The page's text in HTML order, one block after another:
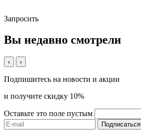
Запросить
Вы недавно смотрели
‹ ›
Подпишитесь на новости и акции
и получите скидку 10%
Оставьте это поле пустым
Подписаться